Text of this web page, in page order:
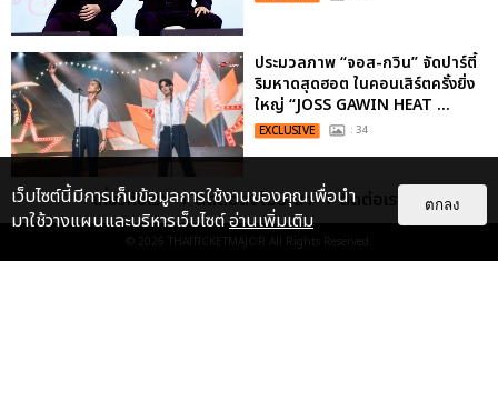
ประมวลภาพ “จอส-กวิน” จัดปาร์ตี้
ริมหาดสุดฮอต ในคอนเสิร์ตครั้งยิ่ง
ใหญ่ “JOSS GAWIN HEAT ...
EXCLUSIVE : 34
“ช่วงเวลาที่ไม่ได้เจอกันพิสูจน์แล้วว่า
รักแท้จะไม่มีวันจางหาย” ประมวล
ภาพ JAEHYUN กับแฟน...
เกี่ยวกับเรา ติดต่อลงโฆษณา ติดต่อเรา
© 2026 THAITICKETMAJOR All Rights Reserved.
เว็บไซต์นี้มีการเก็บข้อมูลการใช้งานของคุณเพื่อนำ
มาใช้วางแผนและบริหารเว็บไซต์อ่านเพิ่มเติม
ตกลง